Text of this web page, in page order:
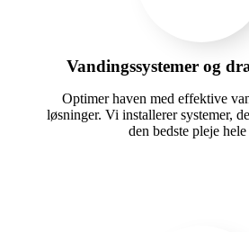
Vandingssystemer og
Optimer haven med effektive
løsninger. Vi installerer systemer,
den bedste pleje hele